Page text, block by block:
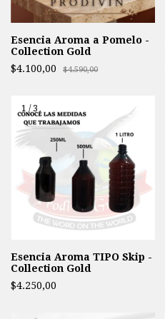
Esencia Aroma a Pomelo -
Collection Gold
$4.100,00
$4.590,00
1 / 3
Esencia Aroma TIPO Skip -
Collection Gold
$4.250,00